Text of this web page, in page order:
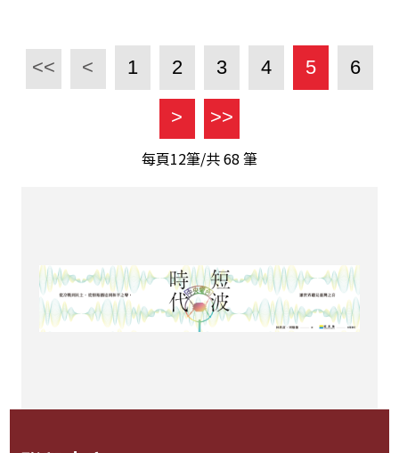
<< < 1 2 3 4 5 6
> >>
每頁12筆/共68 筆